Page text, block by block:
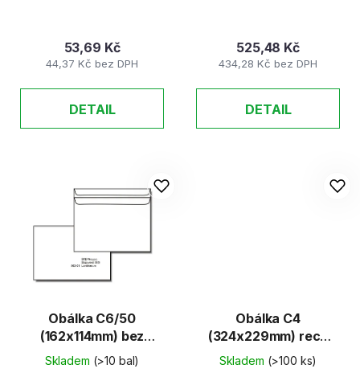
44,37 Kč bez DPH
53,69 Kč
DETAIL
434,28 Kč bez DPH
525,48 Kč
DETAIL
Obálka C6/50
(162x114mm) bez
okénka bílá,
samolepicí, 70g
Skladem (>10 bal)
Obálka C4
(324x229mm) recy
samolepicí, KP
250ks/K
Skladem (>100 ks)